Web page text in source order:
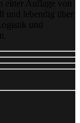
Auflage von
und lebendig über
und